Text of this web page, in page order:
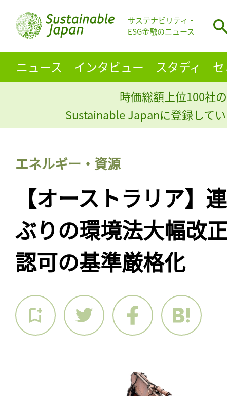
サステナビリティ・
ESG金融のニュース
ニュース インタビュー スタディ
時価総額上位100社
Sustainable Japanに登録して
エネルギー・資源
【オーストラリア】
ぶりの環境法大幅改
認可の基準厳格化